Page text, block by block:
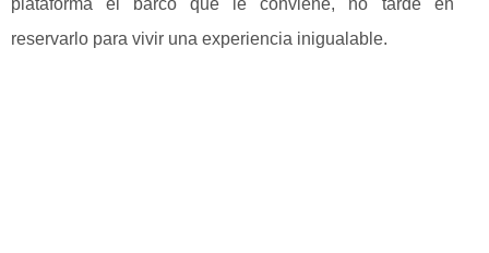
reservarlo para vivir una experiencia inigualable.